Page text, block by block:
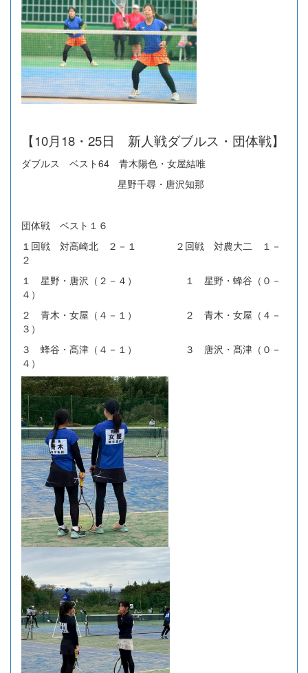
【10月18・25日 新人戦ダブルス・団体戦】
ダブルス ベスト64 青木陽色・女屋結唯
星野千尋・唐沢知那
団体戦 ベスト１６
１回戦 対高崎北 ２－１ ２回戦 対農大二 １－
２
１ 星野・唐沢（２－４） １ 星野・蜂谷（０－
４）
２ 青木・女屋（４－１） ２ 青木・女屋（４－
３）
３ 蜂谷・髙津（４－１） ３ 唐沢・髙津（０－
４）